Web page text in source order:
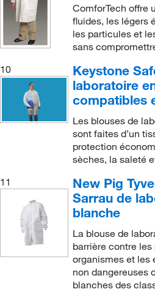
ComforTech offre
fluides, les légers
les particules et
sans
10
Keystone
laboratoire
compatibles
Les blouses de
sont faites d’un
protection
sèches, la saleté
11
New Pig
Sarrau de
blanche
La blouse de
barrière contre
organismes et les
non dangereuses
blanches des